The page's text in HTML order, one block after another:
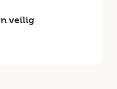
veilig